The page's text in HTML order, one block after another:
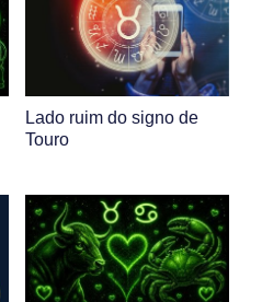
Lado ruim do signo de
Touro